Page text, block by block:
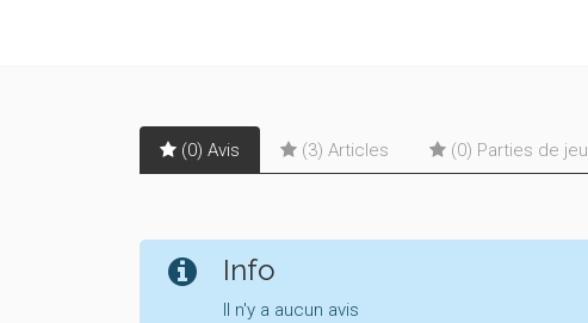
(0) Avis (3) Articles (0) Parties de jeu
Info
Il n'y a aucun avis